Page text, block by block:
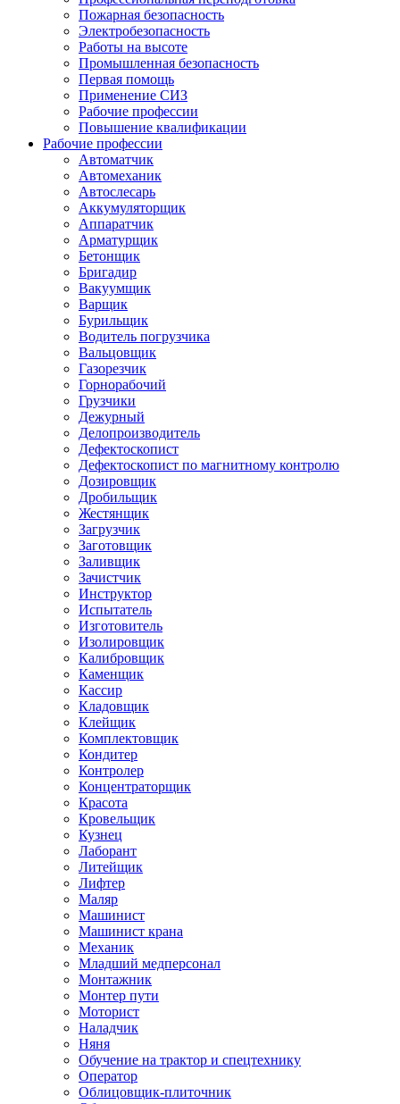
Пожарная безопасность
Электробезопасность
Работы на высоте
Промышленная безопасность
Первая помощь
Применение СИЗ
Рабочие профессии
Повышение квалификации
Рабочие профессии
Автоматчик
Автомеханик
Автослесарь
Аккумуляторщик
Аппаратчик
Арматурщик
Бетонщик
Бригадир
Вакуумщик
Варщик
Бурильщик
Водитель погрузчика
Вальцовщик
Газорезчик
Горнорабочий
Грузчики
Дежурный
Делопроизводитель
Дефектоскопист
Дефектоскопист по магнитному контролю
Дозировщик
Дробильщик
Жестянщик
Загрузчик
Заготовщик
Заливщик
Зачистчик
Инструктор
Испытатель
Изготовитель
Изолировщик
Калибровщик
Каменщик
Кассир
Кладовщик
Клейщик
Комплектовщик
Кондитер
Контролер
Концентраторщик
Красота
Кровельщик
Кузнец
Лаборант
Литейщик
Лифтер
Маляр
Машинист
Машинист крана
Механик
Младший медперсонал
Монтажник
Монтер пути
Моторист
Наладчик
Няня
Обучение на трактор и спецтехнику
Оператор
Облицовщик-плиточник